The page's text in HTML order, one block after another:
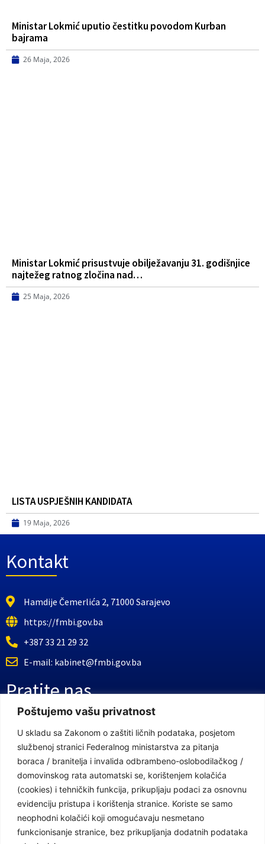
Poštujemo vašu privatnost
U skladu sa Zakonom o zaštiti ličnih podataka, posjetom
službenoj stranici Federalnog ministarstva za pitanja
boraca / branitelja i invalida odbrambeno-oslobodilačkog /
domovinskog rata automatski se, korištenjem kolačića
(cookies) i tehničkih funkcija, prikupljaju podaci za osnovnu
evidenciju pristupa i korištenja stranice. Koriste se samo
neophodni kolačići koji omogućavaju nesmetano
funkcionisanje stranice, bez prikupljanja dodatnih podataka
Ministar Lokmić uputio čestitku povodom Kurban
bajrama
26 Maja, 2026
Ministar Lokmić prisustvuje obilježavanju 31. godišnjice
najtežeg ratnog zločina nad…
25 Maja, 2026
LISTA USPJEŠNIH KANDIDATA
19 Maja, 2026
Kontakt
Hamdije Čemerlića 2, 71000 Sarajevo
https://fmbi.gov.ba
+387 33 21 29 32
E-mail: kabinet@fmbi.gov.ba
Pratite nas
Facebook Stranica
Youtube Kanal
Linkovi
Vlada Federacije Bosne i Hercegovine
Federalno ministarstvo finansija